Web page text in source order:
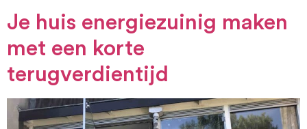
Je huis energiezuinig maken
met een korte
terugverdientijd